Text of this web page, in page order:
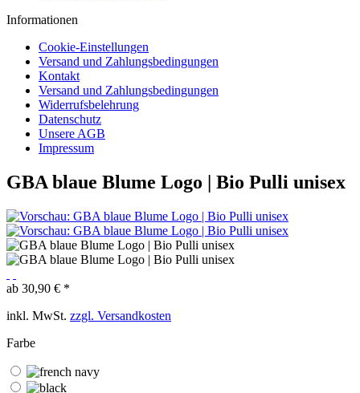
Informationen
Cookie-Einstellungen
Versand und Zahlungsbedingungen
Kontakt
Versand und Zahlungsbedingungen
Widerrufsbelehrung
Datenschutz
Unsere AGB
Impressum
GBA blaue Blume Logo | Bio Pulli unisex
ab 30,90 € *
inkl. MwSt. zzgl. Versandkosten
Farbe